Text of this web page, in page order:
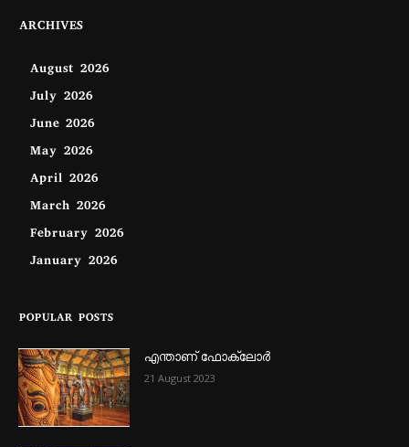
ARCHIVES
August 2026
July 2026
June 2026
May 2026
April 2026
March 2026
February 2026
January 2026
POPULAR POSTS
എന്താണ്‌ ഫോക്‌ലോർ
21 August 2023